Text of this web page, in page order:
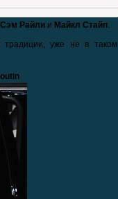
Сэм Райли и Майкл Стайп.
уже не в таком